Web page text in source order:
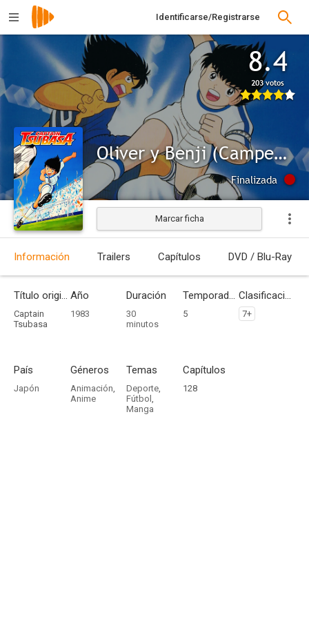
Identificarse/Registrarse
8.4
203 votos
Oliver y Benji (Campeones)
Finalizada
Marcar ficha
Información Trailers Capítulos DVD / Blu-Ray
Título original
Captain
Tsubasa
Año
1983
Duración
30
minutos
Temporadas
5
Clasificación por edades
7+
País
Japón
Géneros
Animación,
Anime
Temas
Deporte,
Fútbol,
Manga
Capítulos
128